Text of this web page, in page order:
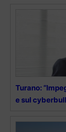
Turano:
e sul